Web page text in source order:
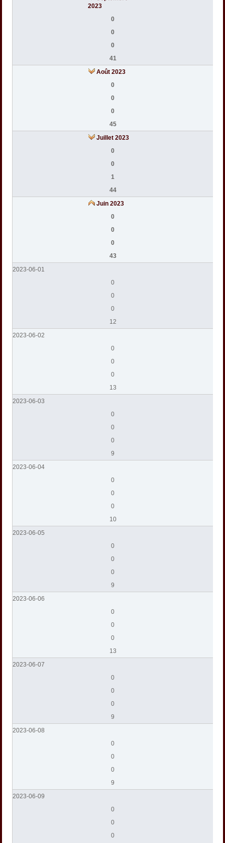
2023
0
0
0
41
Août 2023
0
0
0
45
Juillet 2023
0
0
1
44
Juin 2023
0
0
0
43
2023-06-01
0
0
0
12
2023-06-02
0
0
0
13
2023-06-03
0
0
0
9
2023-06-04
0
0
0
10
2023-06-05
0
0
0
9
2023-06-06
0
0
0
13
2023-06-07
0
0
0
9
2023-06-08
0
0
0
9
2023-06-09
0
0
0